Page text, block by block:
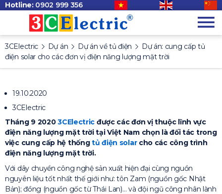
Hotline: 0902 999 356
3CElectric Dự án Dự án về tủ điện
Dự án: cung cấp tủ
điện solar cho các đơn vị điện năng lượng mặt trời
19.10.2020
3CElectric
Tháng 9 20203CElectric được các đơn vị thuộc lĩnh vực
điện năng lượng mặt trời tại Việt Nam chọn là đối tác trong
việc cung cấp hệ thốngtủ điện solarcho các công trình
điện năng lượng mặt trời.
Với dây chuyền công nghệ sản xuất hiện đại cùng nguồn
nguyên liệu tốt nhất thế giới như: tôn Zam (nguồn gốc Nhật
Bản); đồng (nguồn gốc từ Thái Lan)… và đội ngũ công nhân lành